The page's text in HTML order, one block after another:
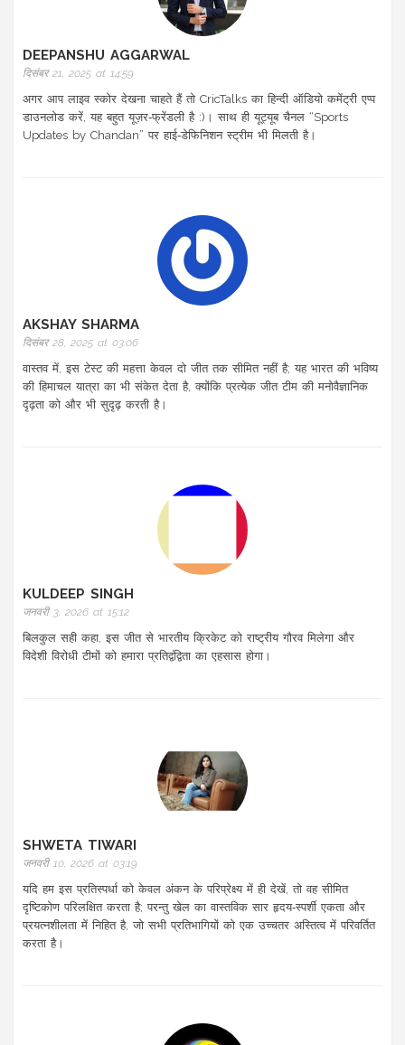
DEEPANSHU AGGARWAL
दिसंबर 21, 2025 at 14:59
अगर आप लाइव स्कोर देखना चाहते हैं तो CricTalks का हिन्दी ऑडियो कमेंट्री एप्प
डाउनलोड करें, यह बहुत यूज़र‑फ्रेंडली है :)। साथ ही यूट्यूब चैनल “Sports
Updates by Chandan” पर हाई‑डेफिनिशन स्ट्रीम भी मिलती है।
AKSHAY SHARMA
दिसंबर 28, 2025 at 03:06
वास्तव में, इस टेस्ट की महत्ता केवल दो जीत तक सीमित नहीं है; यह भारत की भविष्य
की हिमाचल यात्रा का भी संकेत देता है, क्योंकि प्रत्येक जीत टीम की मनोवैज्ञानिक
दृढ़ता को और भी सुदृढ़ करती है।
KULDEEP SINGH
जनवरी 3, 2026 at 15:12
बिलकुल सही कहा, इस जीत से भारतीय क्रिकेट को राष्ट्रीय गौरव मिलेगा और
विदेशी विरोधी टीमों को हमारा प्रतिद्वंद्विता का एहसास होगा।
SHWETA TIWARI
जनवरी 10, 2026 at 03:19
यदि हम इस प्रतिस्पर्धा को केवल अंकन के परिप्रेक्ष्य में ही देखें, तो वह सीमित
दृष्‍टिकोण परिलक्षित करता है; परन्तु खेल का वास्तविक सार हृदय‑स्पर्शी एकता और
प्रयत्नशीलता में निहित है, जो सभी प्रतिभागियों को एक उच्चतर अस्तित्व में परिवर्तित
करता है।